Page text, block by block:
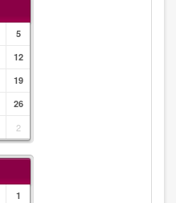
5
12
19
26
2
1